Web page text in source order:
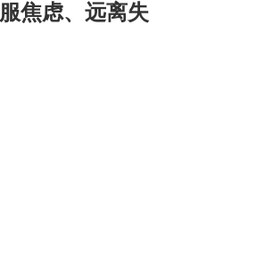
焦虑、远离失